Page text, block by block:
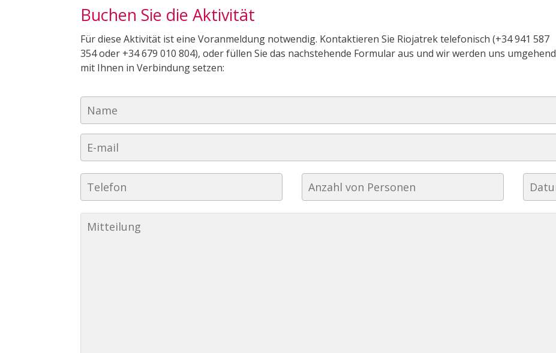
Buchen Sie die Aktivität
Für diese Aktivität ist eine Voranmeldung notwendig. Kontaktieren Sie Riojatrek telefonisch (+34 941 587
354 oder +34 679 010 804), oder füllen Sie das nachstehende Formular aus und wir werden uns umgehend
mit Ihnen in Verbindung setzen: